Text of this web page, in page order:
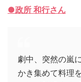
●政所 和行さん
劇中、突然の嵐
かき集めて料理